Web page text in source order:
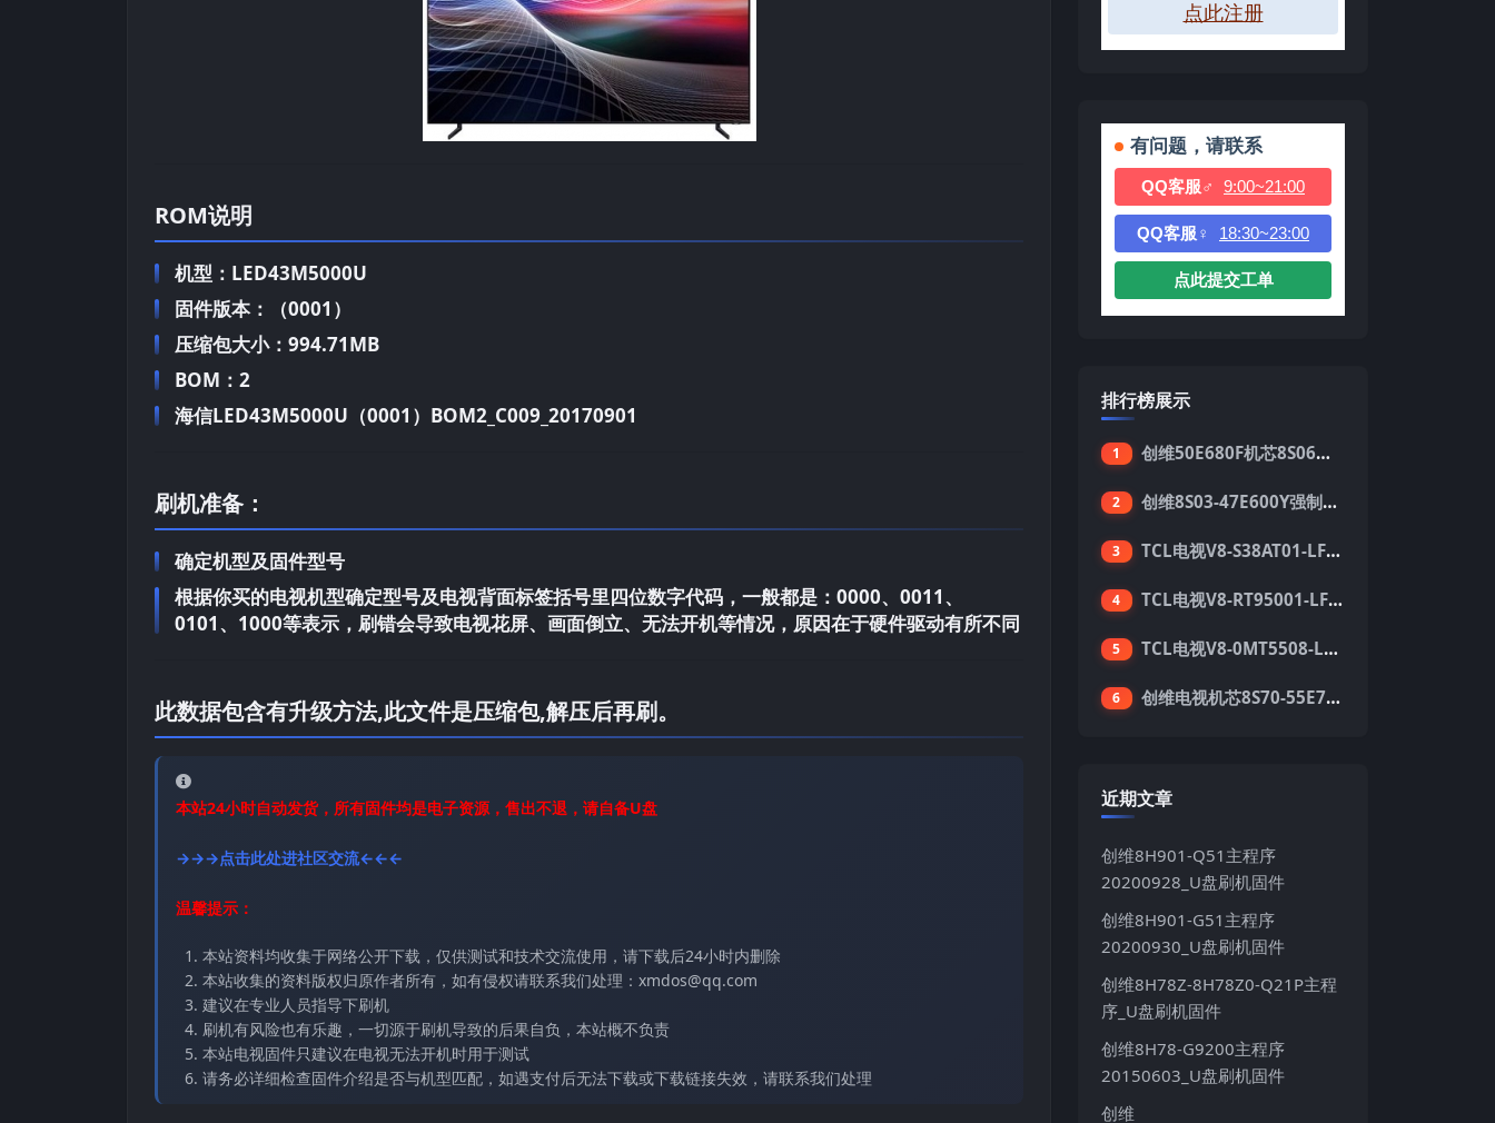
ROM说明
机型：LED43M5000U
固件版本：（0001）
压缩包大小：994.71MB
BOM：2
海信LED43M5000U（0001）BOM2_C009_20170901
刷机准备：
确定机型及固件型号
根据你买的电视机型确定型号及电视背面标签括号里四位数字代码，一般都是：0000、0011、
0101、1000等表示，刷错会导致电视花屏、画面倒立、无法开机等情况，原因在于硬件驱动有所不同
此数据包含有升级方法,此文件是压缩包,解压后再刷。
本站24小时自动发货，所有固件均是电子资源，售出不退，请自备U盘
→→→点击此处进社区交流←←←
温馨提示：
本站资料均收集于网络公开下载，仅供测试和技术交流使用，请下载后24小时内删除
本站收集的资料版权归原作者所有，如有侵权请联系我们处理：xmdos@qq.com
建议在专业人员指导下刷机
刷机有风险也有乐趣，一切源于刷机导致的后果自负，本站概不负责
本站电视固件只建议在电视无法开机时用于测试
请务必详细检查固件介绍是否与机型匹配，如遇支付后无法下载或下载链接失效，请联系我们处理
点此注册
有问题，请联系
QQ客服♂ 9:00~21:00
QQ客服♀ 18:30~23:00
点此提交工单
排行榜展示
1 创维50E680F机芯8S06强制升级刷机包
2 创维8S03-47E600Y强制升级软件刷机电视固件包
3 TCL电视V8-S38AT01-LF1V123版本强刷电视固件包下载
4 TCL电视V8-RT95001-LF1V215版本强刷电视固件包下载
5 TCL电视V8-0MT5508-LF1V362版本强刷电视固件包下载
6 创维电视机芯8S70-55E710S系列酷开5.05刷机固件
近期文章
创维8H901-Q51主程序
20200928_U盘刷机固件
创维8H901-G51主程序
20200930_U盘刷机固件
创维8H78Z-8H78Z0-Q21P主程
序_U盘刷机固件
创维8H78-G9200主程序
20150603_U盘刷机固件
创维